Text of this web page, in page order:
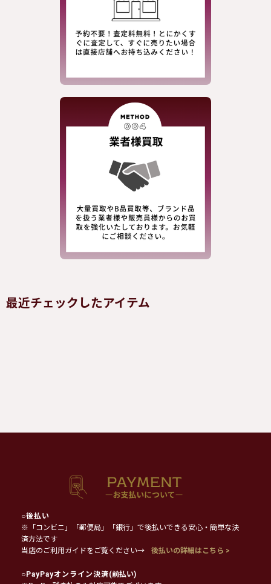
最近チェックしたアイテム
○後払い
※「コンビニ」「郵便局」「銀行」で後払いできる安心・簡単な決
済方法です
当店のご利用ガイドをご覧ください→
後払いの詳細はこちら >
○PayPayオンライン決済(前払い)